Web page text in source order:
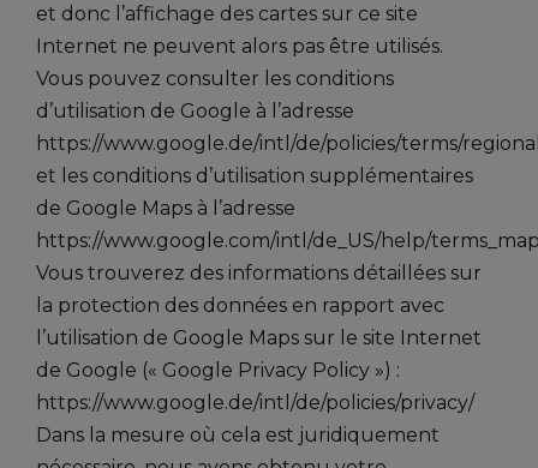
et donc l’affichage des cartes sur ce site
Internet ne peuvent alors pas être utilisés.
Vous pouvez consulter les conditions
d’utilisation de Google à l’adresse
https://www.google.de/intl/de/policies/terms/
et les conditions d’utilisation supplémentaires
de Google Maps à l’adresse
https://www.google.com/intl/de_US/help/
Vous trouverez des informations détaillées sur
la protection des données en rapport avec
l’utilisation de Google Maps sur le site Internet
de Google (« Google Privacy Policy ») :
https://www.google.de/intl/de/policies/privacy/
Dans la mesure où cela est juridiquement